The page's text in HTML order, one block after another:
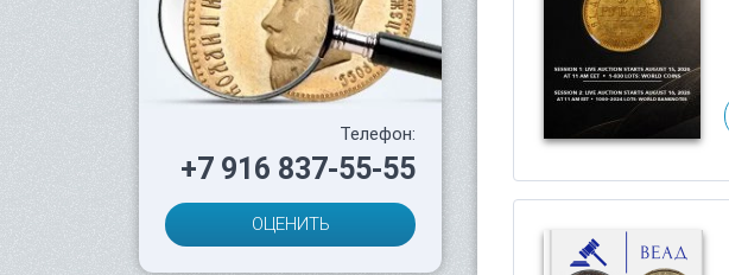
Телефон:
+7 916 837-55-55
ОЦЕНИТЬ